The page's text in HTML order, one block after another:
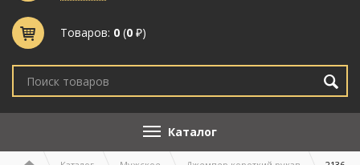
Товаров: 0 (0 ₽)
Каталог